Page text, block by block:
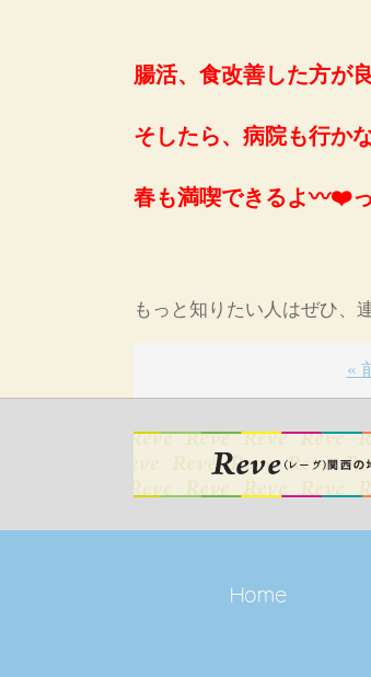
腸活、食改善した方が
そしたら、病院も行か
春も満喫できるよ〰️❤️
もっと知りたい人はぜひ、
«
Home